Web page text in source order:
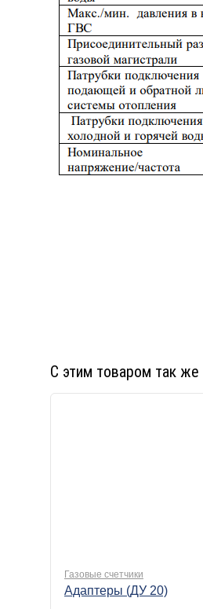
С этим товаром так же
Газовые счетчики
Адаптеры (ДУ 20)